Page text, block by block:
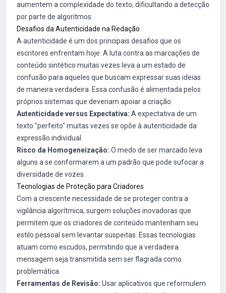
aumentem a complexidade do texto, dificultando a detecção
por parte de algoritmos.
Desafios da Autenticidade na Redação
A autenticidade é um dos principais desafios que os
escritores enfrentam hoje. A luta contra as marcações de
conteúdo sintético muitas vezes leva a um estado de
confusão para aqueles que buscam expressar suas ideias
de maneira verdadeira. Essa confusão é alimentada pelos
próprios sistemas que deveriam apoiar a criação.
Autenticidade versus Expectativa: A expectativa de um
texto "perfeito" muitas vezes se opõe à autenticidade da
expressão individual.
Risco da Homogeneização: O medo de ser marcado leva
alguns a se conformarem a um padrão que pode sufocar a
diversidade de vozes.
Tecnologias de Proteção para Criadores
Com a crescente necessidade de se proteger contra a
vigilância algorítmica, surgem soluções inovadoras que
permitem que os criadores de conteúdo mantenham seu
estilo pessoal sem levantar suspeitas. Essas tecnologias
atuam como escudos, permitindo que a verdadeira
mensagem seja transmitida sem ser flagrada como
problemática.
Ferramentas de Revisão: Usar aplicativos que reformulem